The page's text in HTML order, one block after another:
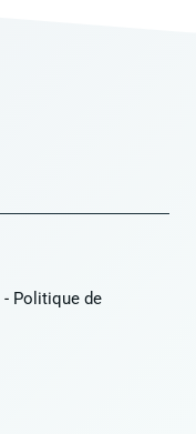
- Politique de